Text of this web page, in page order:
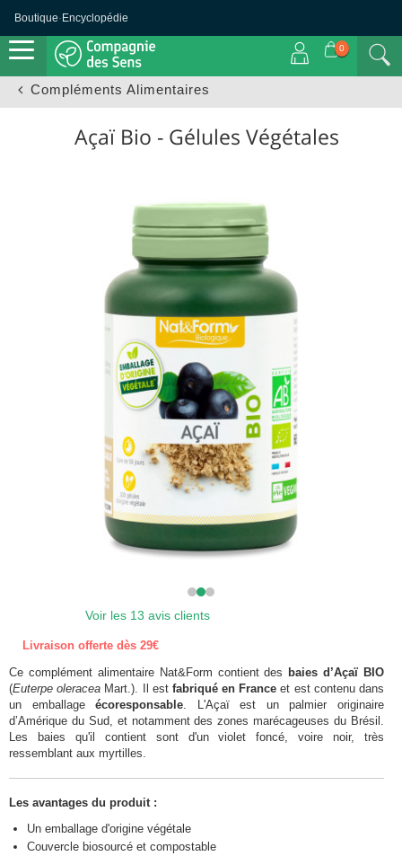
Boutique· Encyclopédie
0
Compléments Alimentaires
Açaï Bio - Gélules Végétales
Voir les 13 avis clients
Livraison offerte dès 29€
Ce complément alimentaire Nat&Form contient des baies d’Açaï BIO
(Euterpe oleracea Mart.). Il est fabriqué en France et est contenu dans
un emballageécoresponsable . L'Açaï est un palmier originaire
d’Amérique du Sud, et notamment des zones marécageuses du Brésil.
Les baies qu'il contient sont d'un violet foncé, voire noir, très
ressemblant aux myrtilles.
Les avantages du produit :
Un emballage d'origine végétale
Couvercle biosourcé et compostable